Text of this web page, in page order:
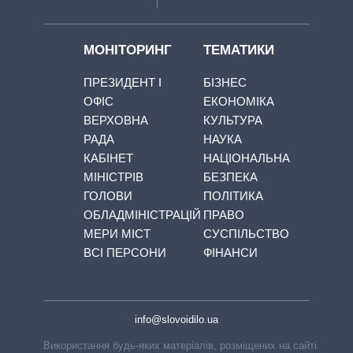
МОНІТОРИНГ
ПРЕЗИДЕНТ І
ОФІС
ВЕРХОВНА
РАДА
КАБІНЕТ
МІНІСТРІВ
ГОЛОВИ
ОБЛАДМІНІСТРАЦІЙ
МЕРИ МІСТ
ВСІ ПЕРСОНИ
ТЕМАТИКИ
БІЗНЕС
ЕКОНОМІКА
КУЛЬТУРА
НАУКА
НАЦІОНАЛЬНА
БЕЗПЕКА
ПОЛІТИКА
ПРАВО
СУСПІЛЬСТВО
ФІНАНСИ
info@slovoidilo.ua
Використання будь-яких матеріалів, розміщених на сайті,